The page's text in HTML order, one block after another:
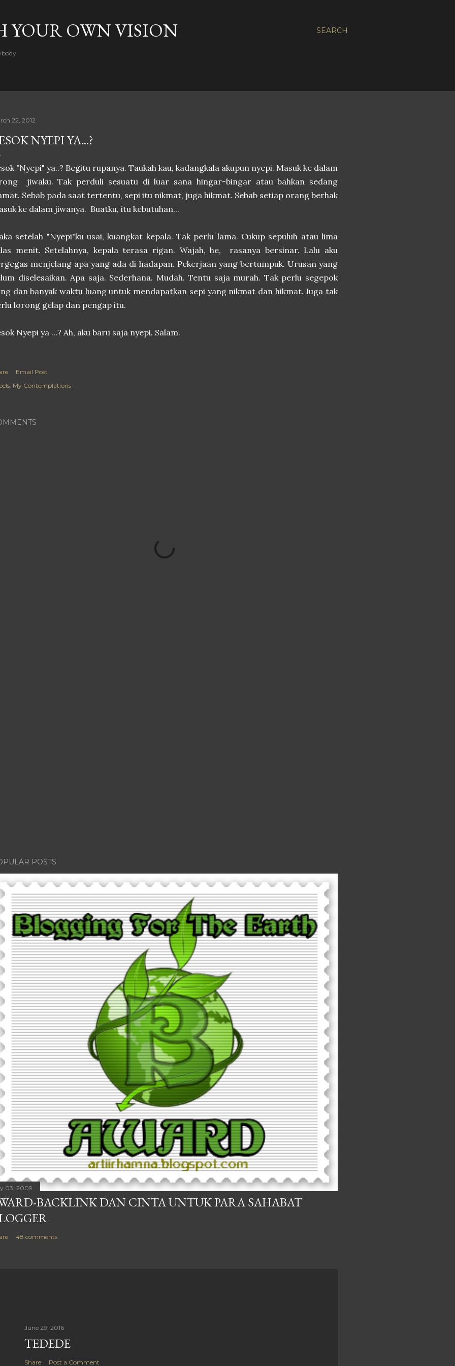
SEARCH
YOUR OWN VISION
22, 2012
NYEPI YA...?
"Nyepi" ya..? Begitu rupanya. Taukah kau, kadangkala akupun nyepi. Masuk ke dalam
jiwaku. Tak perduli sesuatu di luar sana hingar-bingar atau bahkan sedang
Sebab pada saat tertentu, sepi itu nikmat, juga hikmat. Sebab setiap orang berhak
ke dalam jiwanya. Buatku, itu kebutuhan...
setelah "Nyepi"ku usai, kuangkat kepala. Tak perlu lama. Cukup sepuluh atau lima
menit. Setelahnya, kepala terasa rigan. Wajah, he, rasanya bersinar. Lalu aku
menjelang apa yang ada di hadapan. Pekerjaan yang bertumpuk. Urusan yang
diselesaikan. Apa saja. Sederhana. Mudah. Tentu saja murah. Tak perlu segepok
dan banyak waktu luang untuk mendapatkan sepi yang nikmat dan hikmat. Juga tak
lorong gelap dan pengap itu.
Nyepi ya ...? Ah, aku baru saja nyepi. Salam.
Email Post
My Contemplations
POSTS
03, 2009
BACKLINK DAN CINTA UNTUK PARA SAHABAT
48 comments
June 29, 2016
TEDEDE
Share Post a Comment